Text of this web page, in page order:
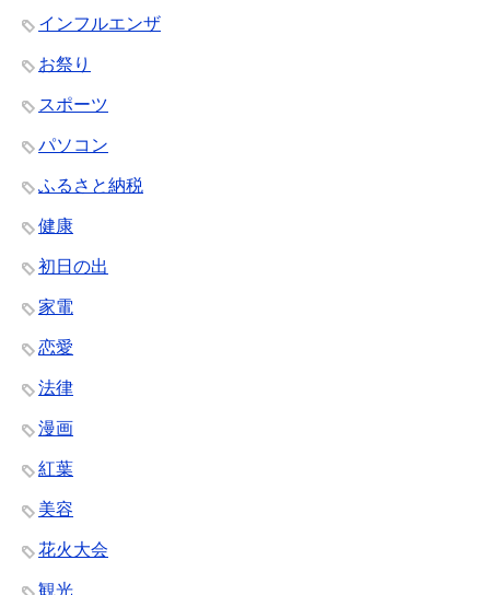
インフルエンザ
お祭り
スポーツ
パソコン
ふるさと納税
健康
初日の出
家電
恋愛
法律
漫画
紅葉
美容
花火大会
観光